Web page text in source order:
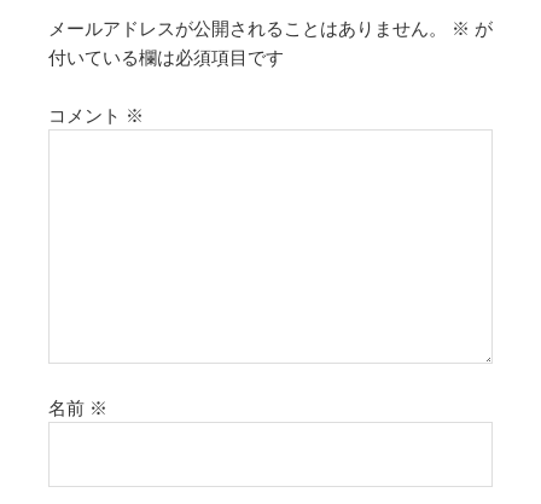
メールアドレスが公開されることはありません。 ※ が
付いている欄は必須項目です
コメント ※
名前 ※